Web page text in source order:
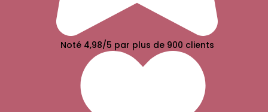
Noté 4,98/5 par plus de 900 clients